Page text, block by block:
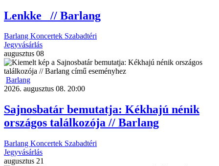
Lenkke_ // Barlang
Barlang Koncertek Szabadtéri
Jegyvásárlás
augusztus 08
Barlang
2026. augusztus 08. 20:00
Sajnosbatár bemutatja: Kékhajú nénik
országos találkozója // Barlang
Barlang Koncertek Szabadtéri
Jegyvásárlás
augusztus 21